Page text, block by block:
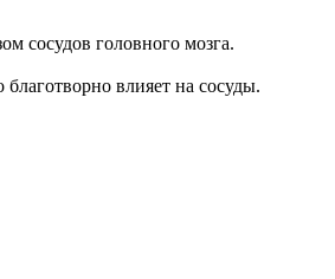
сосудов головного мозга.
влияет на сосуды.